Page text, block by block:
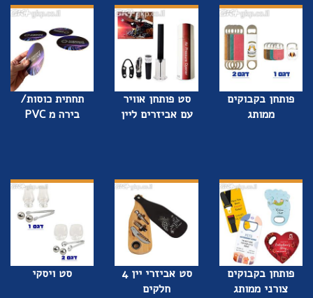
פותחן בקבוקים
ממותג
סט פותחן אוויר
עם אביזרים ליין
תחתית כוסות/
בירה מ PVC
פותחן בקבוקים
צורני ממותג
סט אביזרי יין 4
חלקים
סט ויסקי